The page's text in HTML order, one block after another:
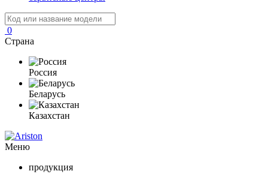
0
Страна
Россия
Беларусь
Казахстан
Меню
продукция